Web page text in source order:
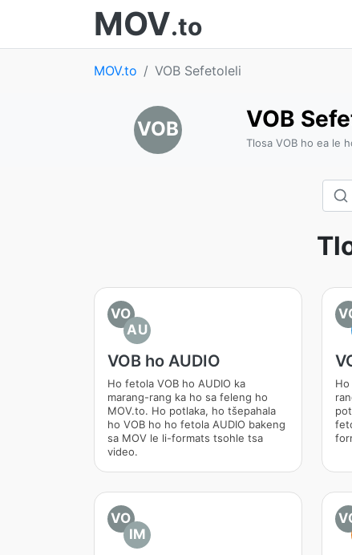
MOV.to
MOV.to VOB Sefetoleli
VOB VOB
Tlosa VOB ho ea le
VO
AU
VOB ho AUDIO
Ho fetola VOB ho AUDIO ka
marang-rang ka ho sa feleng ho
MOV.to. Ho potlaka, ho tšepahala
ho VOB ho ho fetola AUDIO bakeng
sa MOV le li-formats tsohle tsa
video.
VO
IM